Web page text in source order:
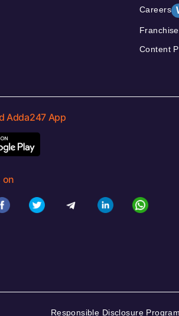
Careers
Franchise
Content
Adda247 App
on
Responsible Disclosure Program